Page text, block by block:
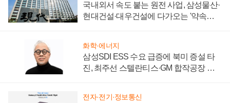
국내외서 속도 붙는 원전 사업, 삼성물산·
현대건설·대우건설에 다가오는 '약속의
화학·에너지
삼성SDI ESS 수요 급증에 북미 증설 타
진, 최주선 스텔란티스·GM 합작공장 건
전자·전기·정보통신